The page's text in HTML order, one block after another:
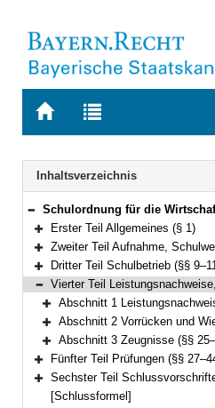
Zur
BAYERN.RECHT
Zur
letzten
Suche
Navigation
Inhaltsverzeichnis
Bereich reduzieren
Schulordnung für die Wirtschaftsschulen in Bayern (Wirtschaftsschulordnung – WSO)
Bereich erweitern
Erster Teil Allgemeines (§ 1)
Bereich erweitern
Zweiter Teil Aufnahme,
Bereich erweitern
Dritter Teil Schulbetrieb (§§
Bereich reduzieren
Vierter Teil Leistungsnachweise,
Bereich erweitern
Abschnitt 1
Bereich erweitern
Abschnitt 2 Vorrücken und
Bereich erweitern
Abschnitt 3 Zeugnisse (§§
Bereich erweitern
Fünfter Teil Prüfungen (§§
Bereich erweitern
Sechster Teil
[Schlussformel]